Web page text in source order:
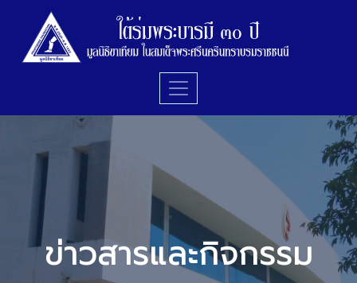
ข่าวสารและกิจกรรม